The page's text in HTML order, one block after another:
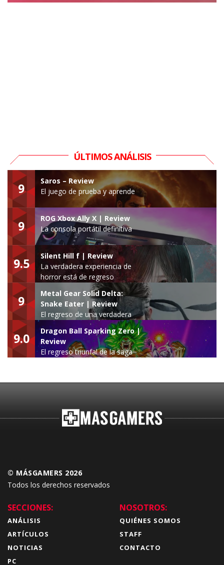
ÚLTIMOS ANÁLISIS
9
Saros – Review
El juego de prueba y aprende
9
ROG Xbox Ally X | Review
La consola portátil definitiva
9.5
Silent Hill f | Review
La verdadera experiencia de
horror está de regreso
9
Metal Gear Solid Delta:
Snake Eater | Review
El regreso de una verdadera
leyenda
9.0
Dragon Ball Sparking Zero |
Review
El regreso triunfal de la saga
© MÁSGAMERS 2026
Todos los derechos reservados
SECCIONES:
ANÁLISIS
ARTÍCULOS
NOTICIAS
PC
NOSOTROS:
QUIÉNES SOMOS
STAFF
CONTACTO